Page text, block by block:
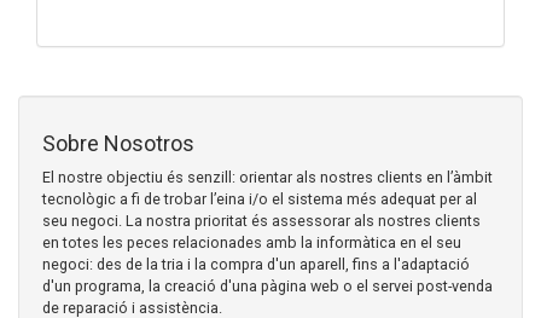
Sobre Nosotros
El nostre objectiu és senzill: orientar als nostres clients en l’àmbit
tecnològic a fi de trobar l’eina i/o el sistema més adequat per al
seu negoci. La nostra prioritat és assessorar als nostres clients
en totes les peces relacionades amb la informàtica en el seu
negoci: des de la tria i la compra d'un aparell, fins a l'adaptació
d'un programa, la creació d'una pàgina web o el servei post-venda
de reparació i assistència.